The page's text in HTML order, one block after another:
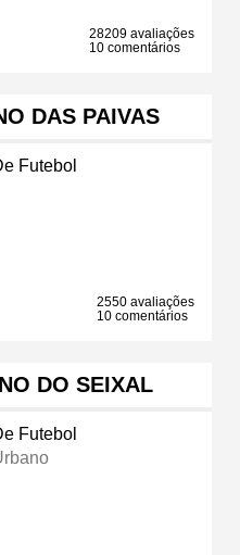
28209 avaliações
10 comentários
DAS PAIVAS
Futebol
2550 avaliações
10 comentários
DO SEIXAL
Futebol